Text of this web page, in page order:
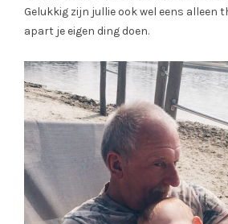
Gelukkig zijn jullie ook wel eens alleen
apart je eigen ding doen.